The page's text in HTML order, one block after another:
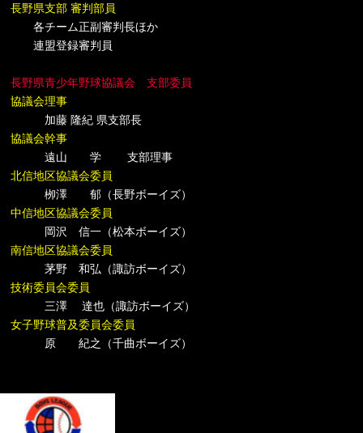
長野県支部 審判部員
各チーム正副審判長ほか
連盟登録審判員
長野県青少年野球協議会 支部委員
協議会理事
加藤 隆紀 県支部長
協議会幹事
遠山 学 支部理事
北信地区協議会委員
栁澤 郁（長野ボーイズ）
中信地区協議会委員
岡沢 信一（松本ボーイズ）
南信地区協議会委員
茅野 和弘（諏訪ボーイズ）
技術委員会委員
三澤 達也（諏訪ボーイズ）
女子野球普及委員会委員
原 紀之（千曲ボーイズ）